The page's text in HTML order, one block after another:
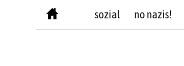
sozial no nazis!